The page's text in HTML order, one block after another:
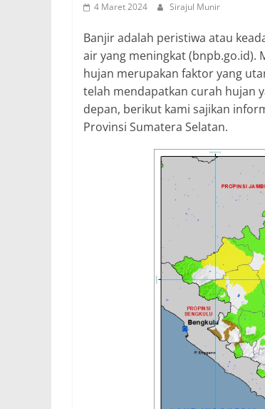
4 Maret 2024 Sirajul Munir
Banjir adalah peristiwa atau
air yang meningkat (bnpb.go.id).
hujan merupakan faktor yang
telah mendapatkan curah hujan
depan, berikut kami sajikan
Provinsi Sumatera Selatan.